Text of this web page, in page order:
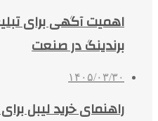
اهمیت آگهی برای
برندینگ در صنعت
۱۴۰۵/۰۳/۳۰
راهنمای خرید لیبل